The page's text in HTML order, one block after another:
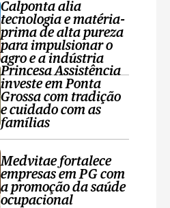
Calponta alia
tecnologia e matéria-
prima de alta pureza
para impulsionar o
agro e a indústria
Princesa Assistência
investe em Ponta
Grossa com tradição
e cuidado com as
famílias
Medvitae fortalece
empresas em PG com
a promoção da saúde
ocupacional